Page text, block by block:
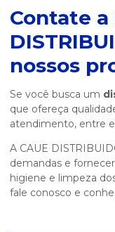
Contate a
nossos
Se você busca um
que ofereça
atendimento, entre
A CAUE
demandas e
higiene e limpeza
fale conosco e